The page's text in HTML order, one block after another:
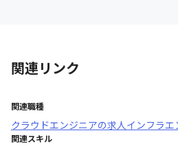
関連リンク
関連職種
クラウドエンジニアの求人インフラエ
関連スキル